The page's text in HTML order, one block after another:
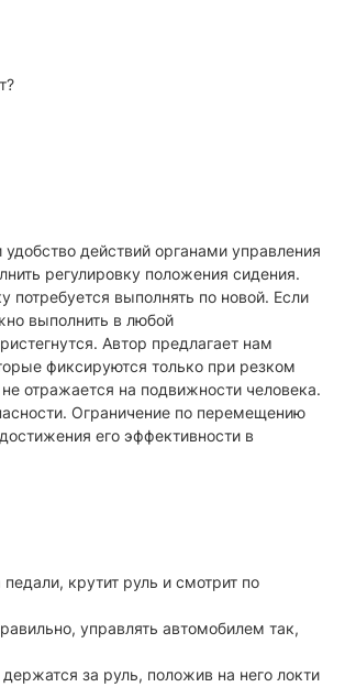
действий органами управления
регулировку положения сидения.
потребуется выполнять по новой. Если
выполнить в любой
Автор предлагает нам
фиксируются только при резком
отражается на подвижности человека.
Ограничение по перемещению
его эффективности в
крутит руль и смотрит по
управлять автомобилем так,
за руль, положив на него локти